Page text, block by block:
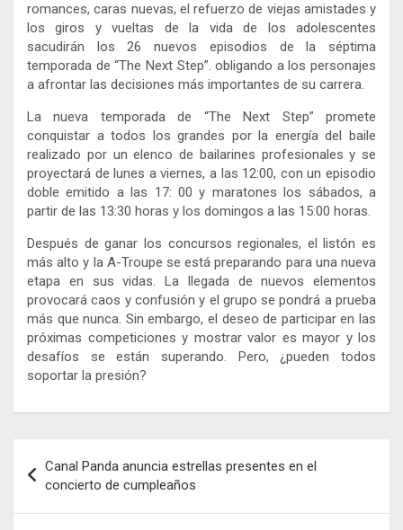
romances, caras nuevas, el refuerzo de viejas amistades y
los giros y vueltas de la vida de los adolescentes
sacudirán los 26 nuevos episodios de la séptima
temporada de “The Next Step”. obligando a los personajes
a afrontar las decisiones más importantes de su carrera.
La nueva temporada de “The Next Step” promete
conquistar a todos los grandes por la energía del baile
realizado por un elenco de bailarines profesionales y se
proyectará de lunes a viernes, a las 12:00, con un episodio
doble emitido a las 17: 00 y maratones los sábados, a
partir de las 13:30 horas y los domingos a las 15:00 horas.
Después de ganar los concursos regionales, el listón es
más alto y la A-Troupe se está preparando para una nueva
etapa en sus vidas. La llegada de nuevos elementos
provocará caos y confusión y el grupo se pondrá a prueba
más que nunca. Sin embargo, el deseo de participar en las
próximas competiciones y mostrar valor es mayor y los
desafíos se están superando. Pero, ¿pueden todos
soportar la presión?
de
entradas
Canal Panda anuncia estrellas presentes en el
concierto de cumpleaños